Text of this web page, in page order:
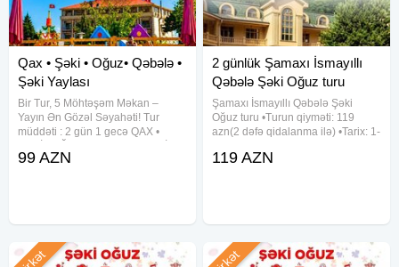
Qax • Şəki • Oğuz• Qəbələ •
Şəki Yaylası
Bir Tur, 5 Möhtəşəm Məkan –
Yayın Ən Gözəl Səyahəti! Tur
müddəti : 2 gün 1 gecə QAX •
YAYLASI Qiymət: Otel Binasında
99 AZN
2 günlük Şamaxı İsmayıllı
Qəbələ Şəki Oğuz turu
Şamaxı İsmayıllı Qəbələ Şəki
Oğuz turu •Turun qiyməti: 119
azn(2 dəfə qidalanma ilə) •Tarix: 1-
✓Qiymətə daxildir: • Komfortlu
119 AZN